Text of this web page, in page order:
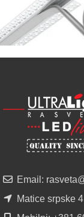
u
regionu
LED
PROFILI
TRIMLESS
DIFUZOROM
POGLEDAJ
Email:
Matice srpske